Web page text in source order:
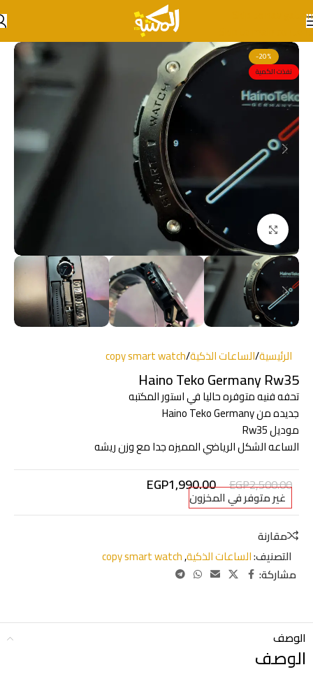
Skip to navigation
Skip to main content
-20%
نفذت الكمية
انقر للتكبير
الرئيسية/الساعات الذكية/
copy smart watch
Haino Teko Germany Rw35
تحفه فنيه متوفره حاليا في استور المكتبه
جديده من Haino Teko Germany
موديل Rw35
الساعه الشكل الرياضي المميزه جدا مع وزن ريشه
EGP2,500.00
EGP1,990.00
غير متوفر في المخزون
مقارنة
التصنيف:الساعات الذكية,
copy smart watch
مشاركة:
الوصف
الوصف